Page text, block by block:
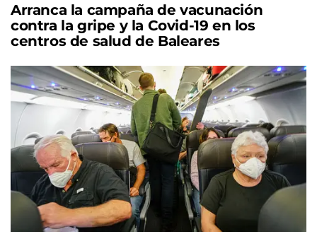
Arranca la campaña de vacunación
contra la gripe y la Covid-19 en los
centros de salud de Baleares